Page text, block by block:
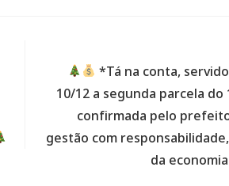
*Tá na conta,
10/12 a segunda parcela
confirmada pelo
gestão com
da